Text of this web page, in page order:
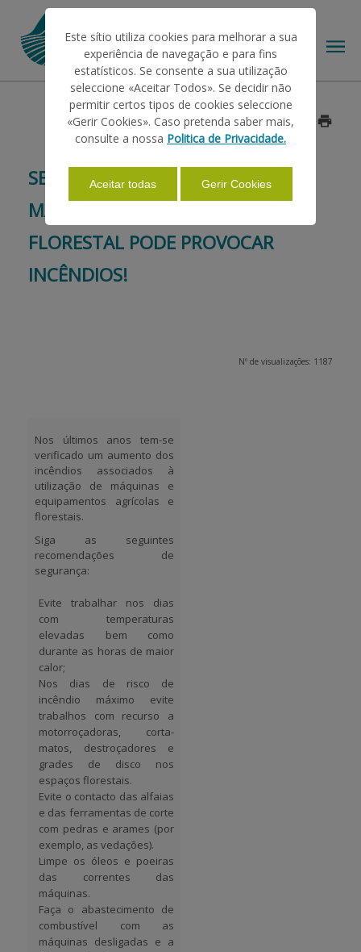
AJUDAS/APOIOS
INFORMAÇÕES
ESTATÍSTICAS
Entrar / Registar
SEJA PRUDENTE! O USO DE
MAQUINARIA NO MEIO RURAL E
FLORESTAL PODE PROVOCAR
INCÊNDIOS!
Data: 2016/07/28
Nº de visualizações: 1187
Nos últimos anos tem-se
verificado um aumento dos
incêndios associados à
utilização de máquinas e
equipamentos agrícolas e
florestais.
Siga as seguintes
recomendações de
segurança:
Evite trabalhar nos dias
com temperaturas
elevadas bem como
durante as horas de maior
calor;
Nos dias de risco de
incêndio máximo evite
trabalhos com recurso a
motorroçadoras, corta-
matos, destroçadores e
grades de disco nos
espaços florestais.
Evite o contacto das alfaias
e das ferramentas de corte
com pedras e arames (por
exemplo, as vedações).
Limpe os óleos e poeiras
das correntes das
máquinas.
Faça o abastecimento de
combustível com as
máquinas desligadas e a
Este sítio utiliza cookies para melhorar a sua
experiência de navegação e para fins
estatísticos. Se consente a sua utilização
seleccione «Aceitar Todos». Se decidir não
permitir certos tipos de cookies seleccione
«Gerir Cookies». Caso pretenda saber mais,
consulte a nossa Politica de Privacidade.
Aceitar todas Gerir Cookies